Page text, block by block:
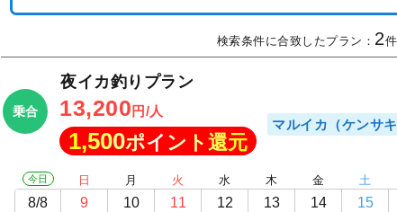
検索条件に合致したプラン： 2件
乗合
夜イカ釣りプラン
13,200 円/人
1,500ポイント還元
マルイカ（ケンサキ
今日
8/8
日
9
月
10
火
11
水
12
木
13
金
14
土
15